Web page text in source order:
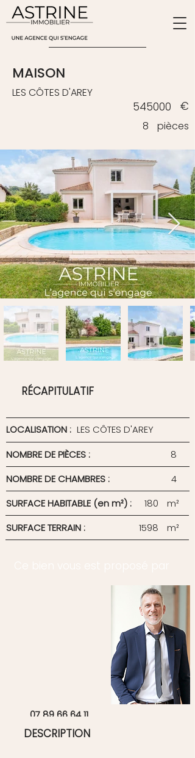
MAISON
LES CÔTES D'AREY
545000 €
8 pièces
RÉCAPITULATIF
LOCALISATION : LES CÔTES D'AREY
NOMBRE DE PIÈCES :
8
NOMBRE DE CHAMBRES :
4
SURFACE HABITABLE (en m²) :
180
m²
SURFACE TERRAIN :
1598 m²
07 89 66 64 11
DESCRIPTION